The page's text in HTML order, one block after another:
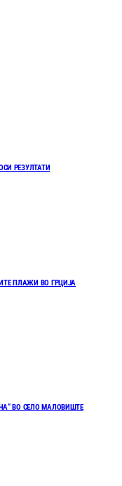
РЕЗУЛТАТИ
ПЛАЖИ ВО ГРЦИЈА
ВО СЕЛО МАЛОВИШТЕ